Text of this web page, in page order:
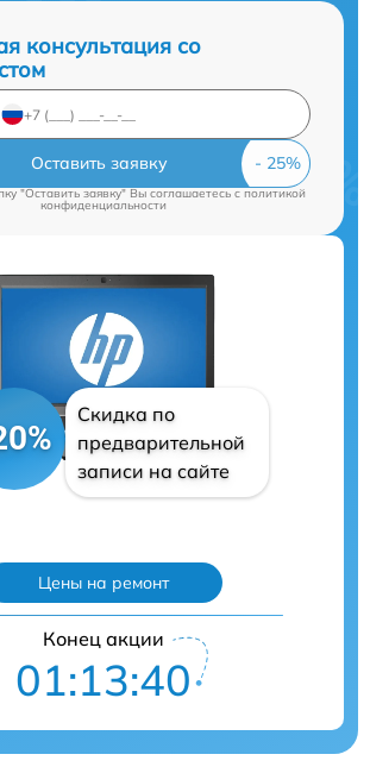
консультация со
Оставить заявку
"Оставить заявку" Вы соглашаетесь cполитикой
конфиденциальности
Скидка по
предварительной
записи на сайте
Цены на ремонт
Конец акции
01:13:39